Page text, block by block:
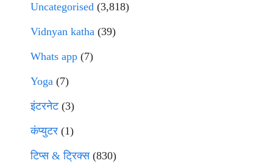
Uncategorised (3,818)
Vidnyan katha (39)
Whats app (7)
Yoga (7)
इंटरनेट(3)
कंप्युटर (1)
टिप्स & ट्रिक्स(830)